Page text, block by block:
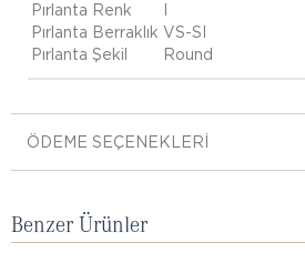
Pırlanta Renk
Pırlanta Berraklık VS-SI
Pırlanta Şekil
Round
ÖDEME SEÇENEKLERI
Benzer Ürünler